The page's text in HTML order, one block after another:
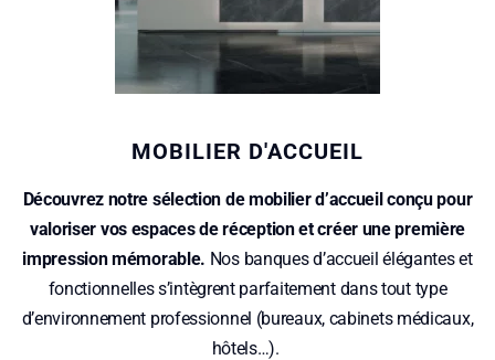
MOBILIER D'ACCUEIL
Découvrez notre sélection de mobilier d’accueil conçu pour
valoriser vos espaces de réception et créer une première
impression mémorable. Nos banques d’accueil élégantes et
fonctionnelles s’intègrent parfaitement dans tout type
d’environnement professionnel (bureaux, cabinets médicaux,
hôtels…).